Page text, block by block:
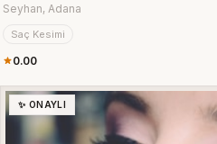
Seyhan, Adana
Saç Kesimi
0.00
✨ ONAYLI